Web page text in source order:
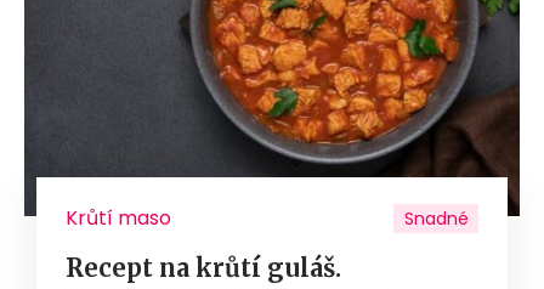
Krůtí maso Snadné
Recept na krůtí guláš.